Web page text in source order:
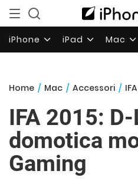
iPhone iPad Mac
Home / Mac / Accessori / IFA
IFA 2015:
domotica
Gaming